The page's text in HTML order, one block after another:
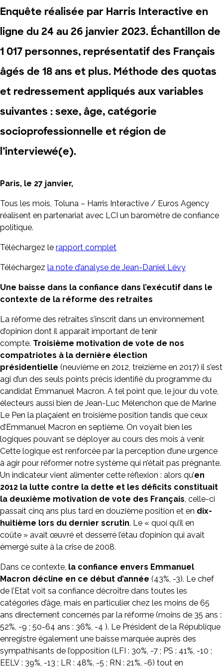
Enquête réalisée par Harris Interactive en
ligne du 24 au 26 janvier 2023. Échantillon de
1 017 personnes, représentatif des Français
âgés de 18 ans et plus. Méthode des quotas
et redressement appliqués aux variables
suivantes : sexe, âge, catégorie
socioprofessionnelle et région de
l’interviewé(e).
Paris, le 27 janvier,
Tous les mois, Toluna – Harris Interactive / Euros Agency
réalisent en partenariat avec LCI un baromètre de confiance
politique.
Téléchargez le rapport complet
Téléchargez la note d’analyse de Jean-Daniel Lévy
Une baisse dans la confiance dans l’exécutif dans le
contexte de la réforme des retraites
La réforme des retraites s’inscrit dans un environnement
d’opinion dont il apparait important de tenir
compte. Troisième motivation de vote de nos
compatriotes à la dernière élection
présidentielle (neuvième en 2012, treizième en 2017) il s’est
agi d’un des seuls points précis identifié du programme du
candidat Emmanuel Macron. A tel point que, le jour du vote,
électeurs aussi bien de Jean-Luc Mélenchon que de Marine
Le Pen la plaçaient en troisième position tandis que ceux
d’Emmanuel Macron en septième. On voyait bien les
logiques pouvant se déployer au cours des mois à venir.
Cette logique est renforcée par la perception d’une urgence
à agir pour réformer notre système qui n’était pas prégnante.
Un indicateur vient alimenter cette réflexion : alors qu’en
2012 la lutte contre la dette et les déficits constituait
la deuxième motivation de vote des Français, celle-ci
passait cinq ans plus tard en douzième position et en dix-
huitième lors du dernier scrutin. Le « quoi qu’il en
coûte » avait œuvré et desserré l’étau d’opinion qui avait
émergé suite à la crise de 2008.
Dans ce contexte, la confiance envers Emmanuel
Macron décline en ce début d’année (43%, -3). Le chef
de l’Etat voit sa confiance décroître dans toutes les
catégories d’âge, mais en particulier chez les moins de 65
ans directement concernés par la réforme (moins de 35 ans :
52%, -9 ; 50-64 ans : 36%, -4 ). Le Président de la République
enregistre également une baisse marquée auprès des
sympathisants de l’opposition (LFI : 30%, -7 ; PS : 41%, -10 ;
EELV : 39%, -13 ; LR : 48%, -5 ; RN : 21%, -6) tout en